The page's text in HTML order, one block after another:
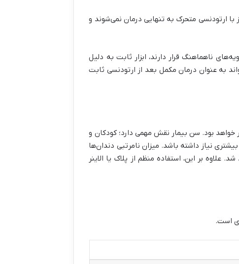
ارتودنسی متحرک به تنهایی درمان نمی‌شوند و
ناهماهنگ قرار دارند، ابزار ثابت به دلیل
به عنوان درمان مکمل بعد از ارتودنسی ثابت
بود. سن بیمار نقش مهمی دارد؛ کودکان و
نیاز داشته باشد. میزان نامرتبی دندان‌ها
علاوه بر این، استفاده منظم از پلاک یا الاینر
است.